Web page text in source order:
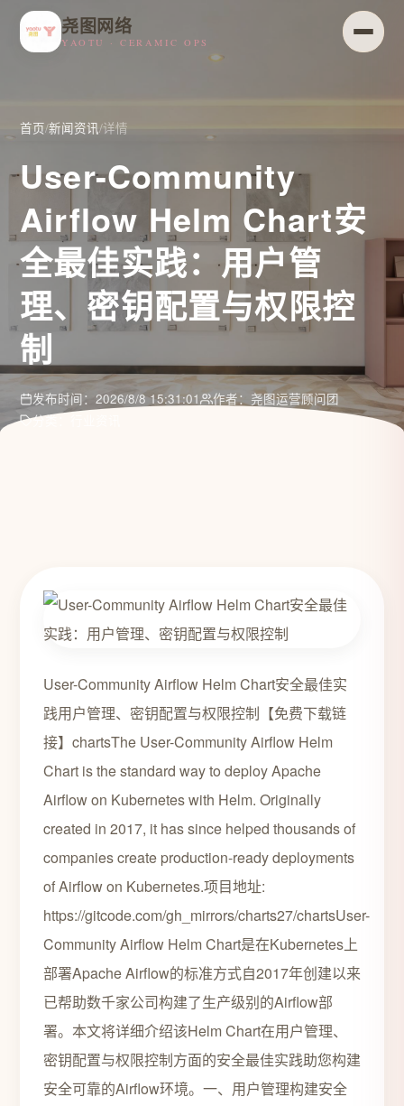
尧图网络
YAOTU · CERAMIC OPS
首页/新闻资讯/详情
User-Community
Airflow Helm Chart安
全最佳实践：用户管
理、密钥配置与权限控
制
发布时间：2026/8/8 15:31:01
作者：尧图运营顾问团
分类：行业资讯
User-Community Airflow Helm Chart安全最佳实
践用户管理、密钥配置与权限控制【免费下载链
接】chartsThe User-Community Airflow Helm
Chart is the standard way to deploy Apache
Airflow on Kubernetes with Helm. Originally
created in 2017, it has since helped thousands of
companies create production-ready deployments
of Airflow on Kubernetes.项目地址:
https://gitcode.com/gh_mirrors/charts27/chartsUser-
Community Airflow Helm Chart是在Kubernetes上
部署Apache Airflow的标准方式自2017年创建以来
已帮助数千家公司构建了生产级别的Airflow部
署。本文将详细介绍该Helm Chart在用户管理、
密钥配置与权限控制方面的安全最佳实践助您构建
安全可靠的Airflow环境。一、用户管理构建安全